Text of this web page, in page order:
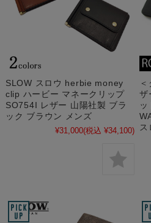
SLOW スロウ herbie money
clip ハービー マネークリップ
SO754I レザー 山陽社製 ブラ
ック ブラウン メンズ
¥31,000(税込 ¥34,100)
ザ
ス